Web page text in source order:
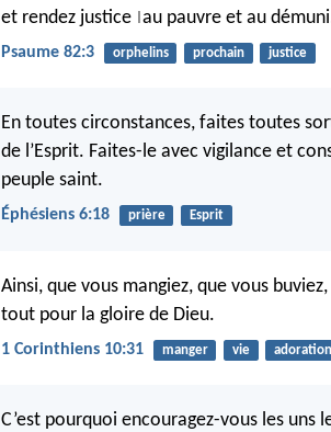
et rendez justice au pauvre et au
Psaume 82:3 orphelins prochain justice
En toutes circonstances, faites toutes
de l’Esprit. Faites-le avec vigilance et
peuple saint.
Éphésiens 6:18 prière Esprit
Ainsi, que vous mangiez, que vous
tout pour la gloire de Dieu.
1 Corinthiens 10:31 manger vie adoration
C’est pourquoi encouragez-vous les